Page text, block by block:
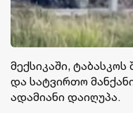
მექსიკაში,
და სატვირთო
ადამიანი დაიღუპა.